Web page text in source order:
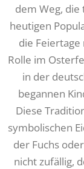
dem Weg,
heutigen
die
Rolle im
in der
begannen
Diese
symbolischen
der Fuchs
nicht zufällig,